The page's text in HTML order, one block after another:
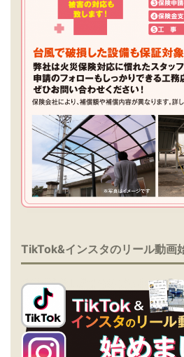
TikTok&インスタのリール動画